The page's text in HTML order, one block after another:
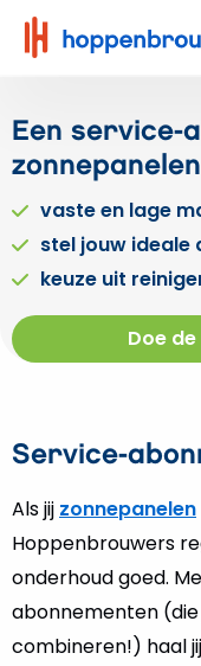
Hoppenbrouwers
|
techniek
leeft
Een service-
zonnepanelen
vaste en lage
stel jouw ideale
keuze uit
Doe
Service-
Als jij zonnepanelen
Hoppenbrouwers
onderhoud goed.
abonnementen
combineren!) haal